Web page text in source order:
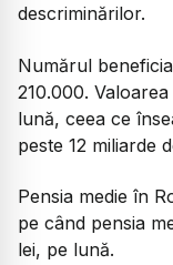
descriminărilor.
Numărul
210.000.
lună, ceea ce
peste 12 miliarde
Pensia medie în
pe când pensia
lei, pe lună.